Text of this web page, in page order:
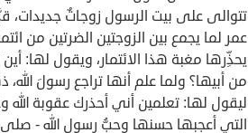
تتوالى على بيت الرسول زوجاتٌ
عمر لما يجمع بين الزوجتين الضرتين من
يحذِّرها مغبة هذا الائتمار، ويقول لها:
من أبيها؟ ولما علم أنها تراجع رسولَ
ليقول لها: تعلمين أني أحذرك عقوبة الله
التي أعجبها حسنها وحبُّ رسول الله - صلى